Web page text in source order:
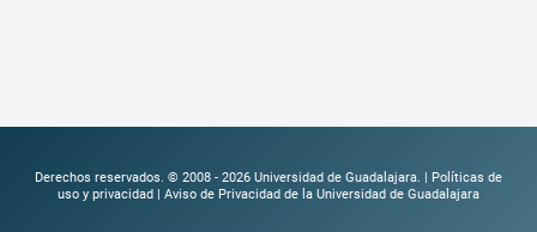
Derechos reservados. © 2008 - 2026 Universidad de Guadalajara. | Políticas de
uso y privacidad | Aviso de Privacidad de la Universidad de Guadalajara